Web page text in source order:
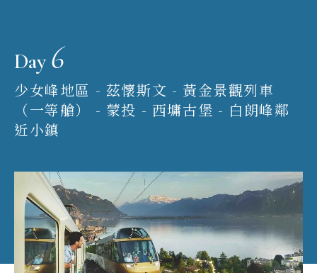
Day6
少女峰地區 - 茲懷斯文 - 黃金景觀列車
（一等艙） - 蒙投 - 西墉古堡 - 白朗峰鄰
近小鎮